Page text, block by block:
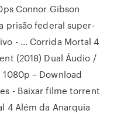
Connor Gibson
prisão federal super-
- … Corrida Mortal 4
(2018) Dual Áudio /
– Download
- Baixar filme torrent
4 Além da Anarquia